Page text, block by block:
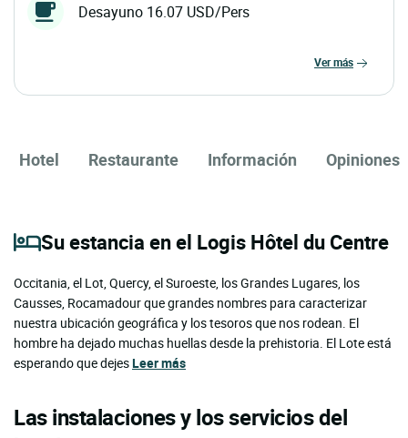
Desayuno 16.07 USD/Pers
ver más
Hotel Restaurante Información Opiniones
Su estancia en el Logis Hôtel du Centre
Occitania, el Lot, Quercy, el Suroeste, los Grandes Lugares, los
Causses, Rocamadour que grandes nombres para caracterizar
nuestra ubicación geográfica y los tesoros que nos rodean. El
hombre ha dejado muchas huellas desde la prehistoria. El Lote está
esperando que dejesLeer más
Las instalaciones y los servicios del